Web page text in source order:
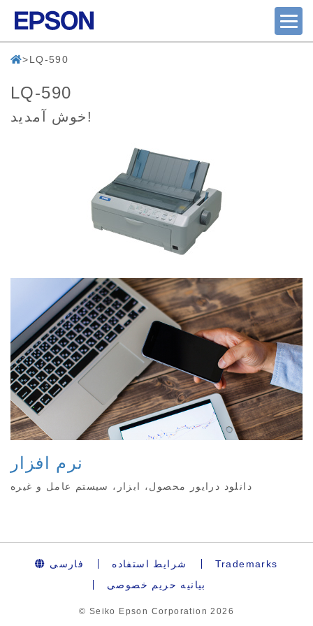
LQ-590
LQ-590
خوش آمدید!
نرم افزار
دانلود درایور محصول، ابزار، سیستم عامل و غیره
فارسی شرایط استفاده
Trademarks
بیانیه حریم خصوصی
© Seiko Epson Corporation2026